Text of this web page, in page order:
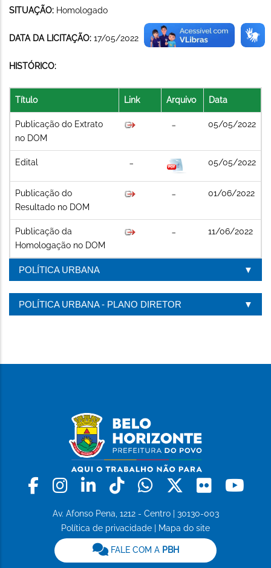
SITUAÇÃO: Homologado
DATA DA LICITAÇÃO: 17/05/2022
HISTÓRICO:
Título Link Arquivo Data
Publicação do Extrato
no DOM
05/05/2022
Edital 05/05/2022
Publicação do
Resultado no DOM
01/06/2022
Publicação da
Homologação no DOM
11/06/2022
POLÍTICA URBANA
POLÍTICA URBANA - PLANO DIRETOR
Facebook
Instagram
LinkedinTiktokWhatsapp
X Flickr
Av. Afonso Pena, 1212 - Centro | 30130-003
Política de privacidade
Mapa do site
FALE COM A PBH